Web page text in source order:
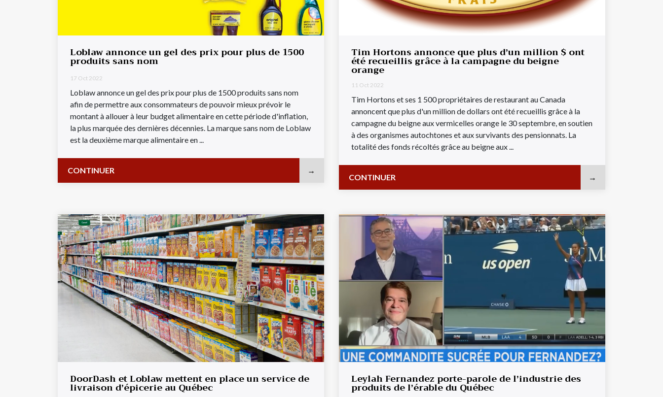
Loblaw annonce un gel des prix pour plus de 1500
produits sans nom
17 Oct 2022
Loblaw annonce un gel des prix pour plus de 1500 produits sans nom
afin de permettre aux consommateurs de pouvoir mieux prévoir le
montant à allouer à leur budget alimentaire en cette période d'inflation,
la plus marquée des dernières décennies. La marque sans nom de Loblaw
est la deuxième marque alimentaire en ...
CONTINUER
Tim Hortons annonce que plus d’un million $ ont
été recueillis grâce à la campagne du beigne
orange
11 Oct 2022
Tim Hortons et ses 1 500 propriétaires de restaurant au Canada
annoncent que plus d'un million de dollars ont été recueillis grâce à la
campagne du beigne aux vermicelles orange le 30 septembre, en soutien
à des organismes autochtones et aux survivants des pensionnats. La
totalité des fonds récoltés grâce au beigne aux ...
CONTINUER
DoorDash et Loblaw mettent en place un service de
livraison d’épicerie au Québec
Leylah Fernandez porte-parole de l’industrie des
produits de l’érable du Québec